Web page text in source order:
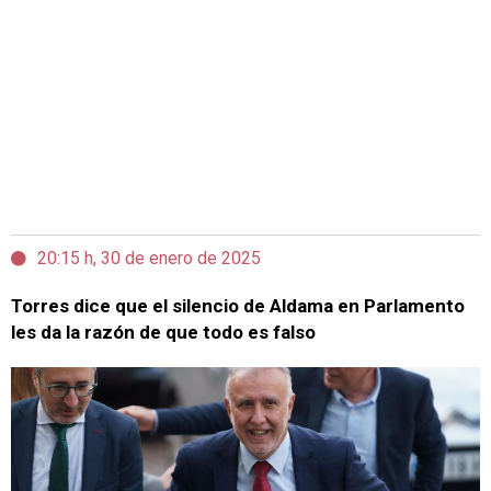
20:15 h, 30 de enero de 2025
Torres dice que el silencio de Aldama en Parlamento
les da la razón de que todo es falso